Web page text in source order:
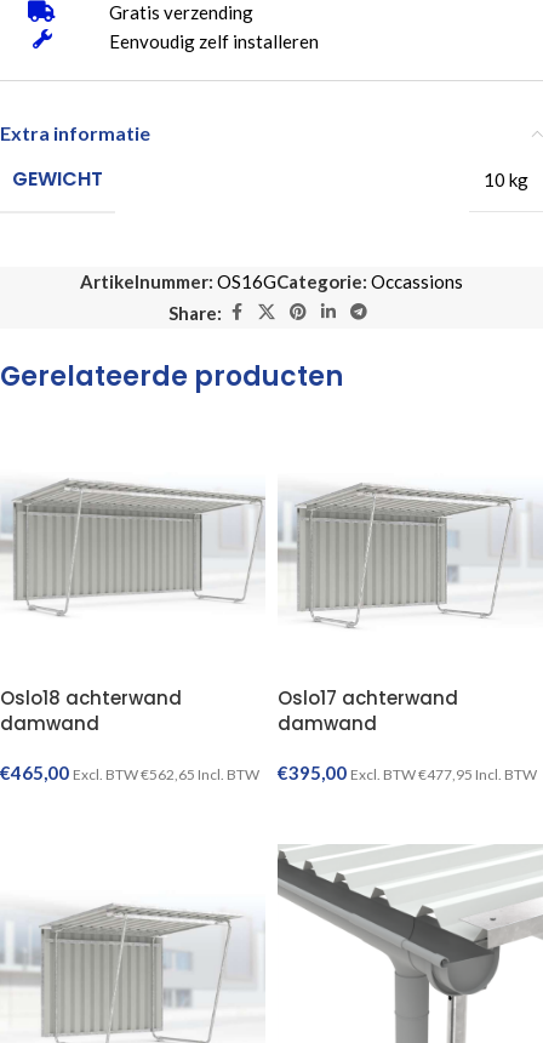
Gratis verzending
Eenvoudig zelf installeren
Extra informatie
GEWICHT 10 kg
Artikelnummer: OS16GCategorie: Occassions
Share:
Gerelateerde producten
Oslo18 achterwand
damwand
€465,00 Excl. BTW€562,65 Incl. BTW
Oslo17 achterwand
damwand
€395,00 Excl. BTW€477,95 Incl. BTW